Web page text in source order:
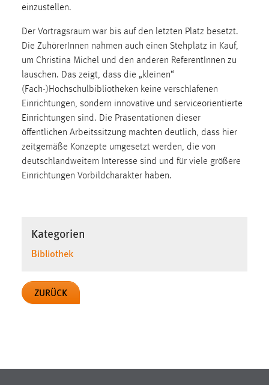
einzustellen.
Der Vortragsraum war bis auf den letzten Platz besetzt.
Die ZuhörerInnen nahmen auch einen Stehplatz in Kauf,
um Christina Michel und den anderen ReferentInnen zu
lauschen. Das zeigt, dass die „kleinen“
(Fach-)Hochschulbibliotheken keine verschlafenen
Einrichtungen, sondern innovative und serviceorientierte
Einrichtungen sind. Die Präsentationen dieser
öffentlichen Arbeitssitzung machten deutlich, dass hier
zeitgemäße Konzepte umgesetzt werden, die von
deutschlandweitem Interesse sind und für viele größere
Einrichtungen Vorbildcharakter haben.
Kategorien
Bibliothek
ZURÜCK
MibewSessionID, mibew-chat-frame-style-
Jahre, MIBEW_UserID = 1 Jahr
Login
Name:
fe_user, be_user, be_lastLoginProvider
Zweck:
Dieser Cookie ist notwendig um sich an der Website
einloggen zu können.
Cookie Laufzeit:
STATISTIK
Statistik Cookies erfassen Informationen anonym.
unsere Besucher unsere Website nutzen.
Zweck: